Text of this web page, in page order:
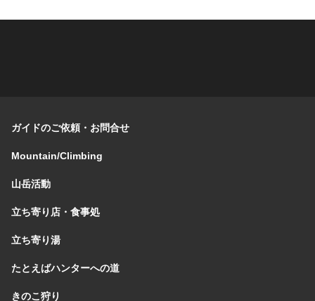
ガイドのご依頼・お問合せ
Mountain/Climbing
山岳活動
立ち寄り店・食事処
立ち寄り湯
たとえばハンターへの道
きのこ狩り